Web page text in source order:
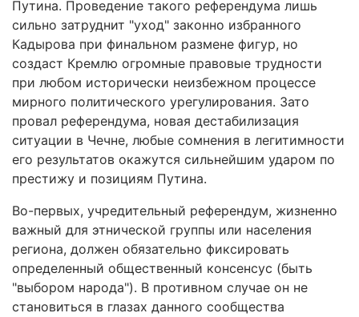
Путина. Проведение такого референдума лишь
сильно затруднит "уход" законно избранного
Кадырова при финальном размене фигур, но
создаст Кремлю огромные правовые трудности
при любом исторически неизбежном процессе
мирного политического урегулирования. Зато
провал референдума, новая дестабилизация
ситуации в Чечне, любые сомнения в легитимности
его результатов окажутся сильнейшим ударом по
престижу и позициям Путина.
Во-первых, учредительный референдум, жизненно
важный для этнической группы или населения
региона, должен обязательно фиксировать
определенный общественный консенсус (быть
"выбором народа"). В противном случае он не
становиться в глазах данного сообщества